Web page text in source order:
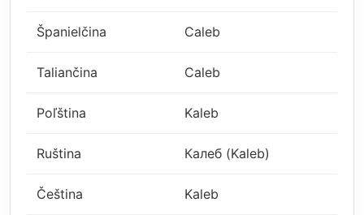
Španielčina Caleb
Taliančina Caleb
Poľština Kaleb
Ruština Калеб (Kaleb)
Čeština Kaleb